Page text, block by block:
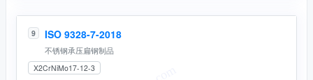
9 ISO 9328-7-2018
不锈钢承压扁钢制品
X2CrNiMo17-12-3